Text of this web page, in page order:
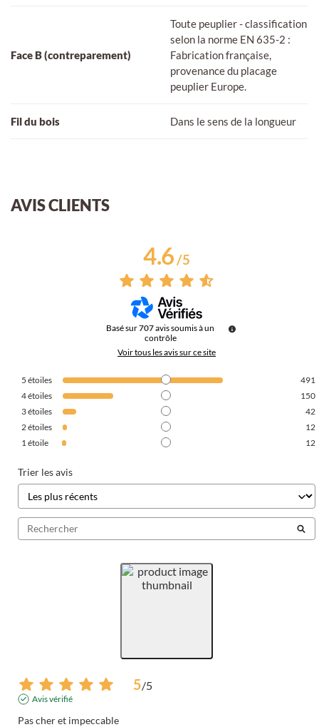
Face B (contreparement)
Toute peuplier - classification
selon la norme EN 635-2 :
Fabrication française,
provenance du placage
peuplier Europe.
Fil du bois Dans le sens de la longueur
AVIS CLIENTS
4.6/5
Basé sur707avis soumis à un
contrôle
Voir tous les avis sur ce site
5 étoiles
491
4étoiles
150
3étoiles
42
2étoiles
12
1 étoile 12
Trier les avis
5/5
Avis vérifié
Pas cher et impeccable